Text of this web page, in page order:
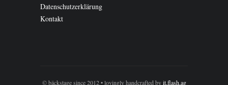
Datenschutzerklärung
Kontakt
© bäckstage since 2012 • lovingly handcrafted byit.flash.ag